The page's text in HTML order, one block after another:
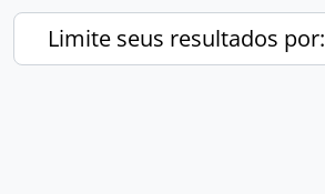
Limite seus resultados por: